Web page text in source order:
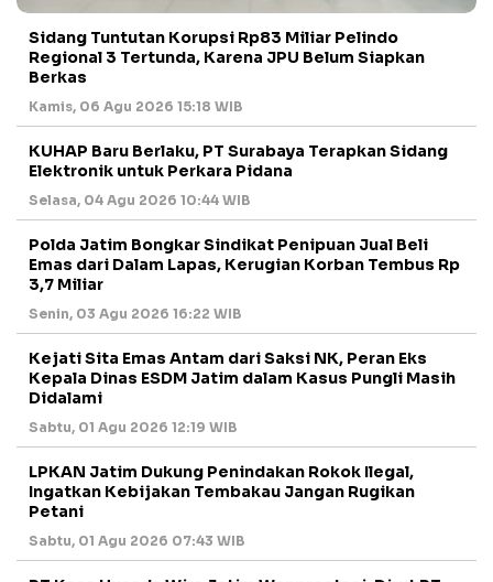
Sidang Tuntutan Korupsi Rp83 Miliar Pelindo
Regional 3 Tertunda, Karena JPU Belum Siapkan
Berkas
Kamis, 06 Agu 2026 15:18 WIB
KUHAP Baru Berlaku, PT Surabaya Terapkan Sidang
Elektronik untuk Perkara Pidana
Selasa, 04 Agu 2026 10:44 WIB
Polda Jatim Bongkar Sindikat Penipuan Jual Beli
Emas dari Dalam Lapas, Kerugian Korban Tembus Rp
3,7 Miliar
Senin, 03 Agu 2026 16:22 WIB
Kejati Sita Emas Antam dari Saksi NK, Peran Eks
Kepala Dinas ESDM Jatim dalam Kasus Pungli Masih
Didalami
Sabtu, 01 Agu 2026 12:19 WIB
LPKAN Jatim Dukung Penindakan Rokok Ilegal,
Ingatkan Kebijakan Tembakau Jangan Rugikan
Petani
Sabtu, 01 Agu 2026 07:43 WIB